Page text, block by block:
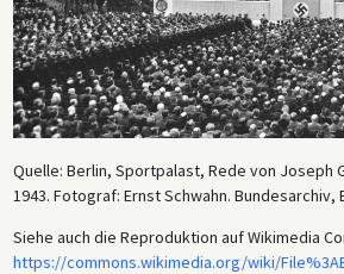
Quelle: Berlin, Sportpalast, Rede von Joseph
1943. Fotograf: Ernst Schwahn. Bundesarchiv,
Siehe auch die Reproduktion auf Wikimedia
https://commons.wikimedia.org/wiki/